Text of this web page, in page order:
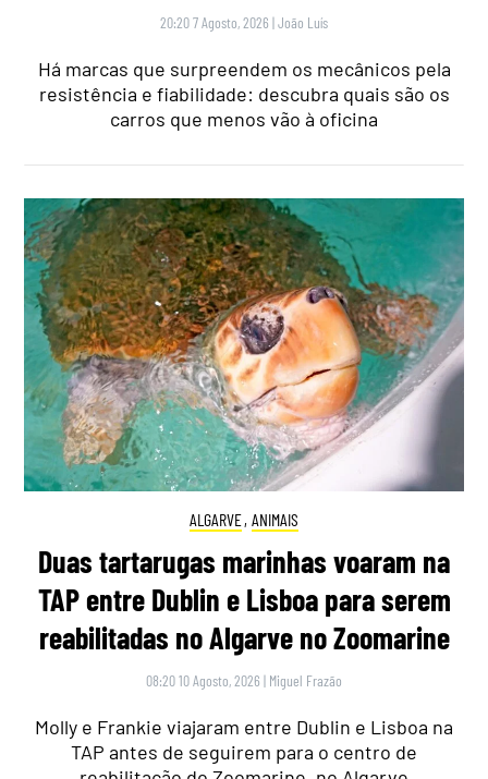
20:20 7 Agosto, 2026 |João Luís
Há marcas que surpreendem os mecânicos pela
resistência e fiabilidade: descubra quais são os
carros que menos vão à oficina
ALGARVE, ANIMAIS
Duas tartarugas marinhas voaram na
TAP entre Dublin e Lisboa para serem
reabilitadas no Algarve no Zoomarine
08:20 10 Agosto, 2026 | Miguel Frazão
Molly e Frankie viajaram entre Dublin e Lisboa na
TAP antes de seguirem para o centro de